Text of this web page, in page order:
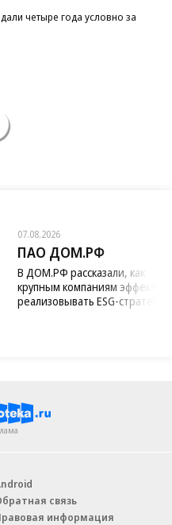
четыре года условно за
07.08.2026
ПАО ДОМ.РФ
В ДОМ.РФ рассказали, как
крупным компаниям
реализовывать ESG-стратегию
связь
информация